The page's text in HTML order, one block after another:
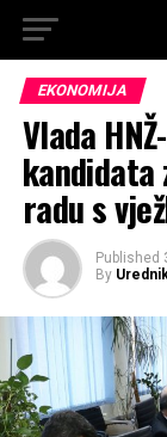
EKONOMIJA
Vlada
kandidata
radu s
Published
By